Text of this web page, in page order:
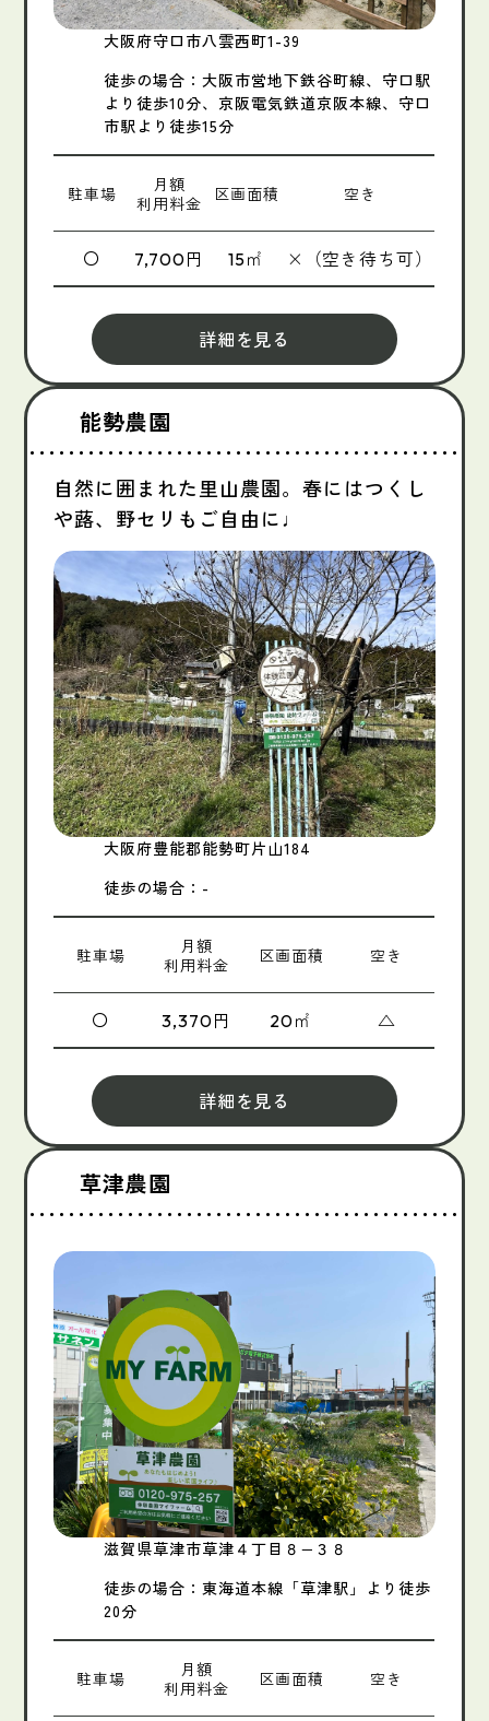
大阪府守口市八雲西町1-39
徒歩の場合：大阪市営地下鉄谷町線、守口駅
より徒歩10分、京阪電気鉄道京阪本線、守口
市駅より徒歩15分
駐車場
月額
利用料金
区画面積 空き
〇 7,700円 15㎡ ×（空き待ち可）
詳細を見る
能勢農園
自然に囲まれた里山農園。春にはつくし
や蕗、野セリもご自由に♩
大阪府豊能郡能勢町片山184
徒歩の場合：-
駐車場
月額
利用料金
区画面積 空き
〇 3,370円 20㎡ △
詳細を見る
草津農園
滋賀県草津市草津４丁目８−３８
徒歩の場合：東海道本線「草津駅」より徒歩
20分
駐車場
月額
利用料金
区画面積 空き